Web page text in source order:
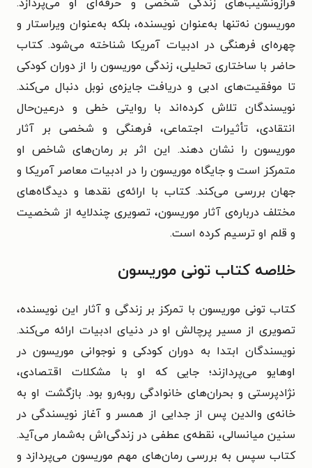
فرازونشیب‌های زندگی شخصی و حرفه‌ای او می‌پردازد.
موریسون نه‌تنها به‌عنوان نویسنده، بلکه به‌عنوان ویراستار و
چهره‌ای فرهنگی در ادبیات آمریکا شناخته می‌شود. کتاب
حاضر با ساختاری تحلیلی، زندگی موریسون را از دوران کودکی
تا موفقیت‌های ادبی و دریافت جایزه‌ی نوبل دنبال می‌کند.
نویسندگان تلاش کرده‌اند با روایتی خطی و درعین‌حال
انتقادی، تأثیرات اجتماعی، فرهنگی و شخصی بر آثار
موریسون را نشان دهند. این اثر بر رمان‌های شاخص او
متمرکز است و جایگاه موریسون را در ادبیات معاصر آمریکا و
جهان بررسی می‌کند. کتاب با ارائه‌ی نقدها و دیدگاه‌های
مختلف درباره‌ی آثار موریسون، تصویری چندلایه از شخصیت
و قلم او ترسیم کرده است.
خلاصه کتاب تونی موریسون
کتاب تونی موریسون با تمرکز بر زندگی و آثار این نویسنده،
تصویری از مسیر پرچالش او در دنیای ادبیات ارائه می‌کند.
نویسندگان ابتدا به دوران کودکی و نوجوانی موریسون در
اوهایو می‌پردازند؛ جایی که او با مشکلات اقتصادی،
نژادپرستی و بحران‌های خانوادگی روبه‌رو بود. بازگشت او به
خانه‌ی والدین پس از جدایی از همسر و آغاز نویسندگی در
سنین میانسالی، نقطه‌ی عطفی در زندگی‌اش به‌شمار می‌آید.
کتاب سپس به بررسی رمان‌های مهم موریسون می‌پردازد و